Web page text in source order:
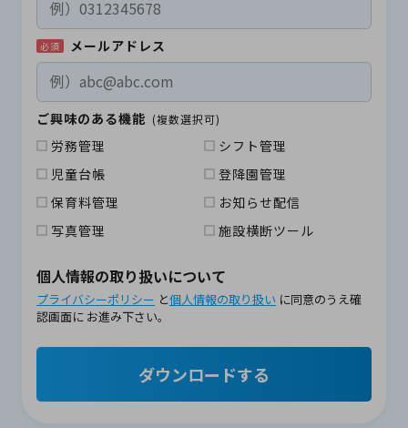
必須 メールアドレス
ご興味のある機能 (複数選択可)
労務管理
シフト管理
児童台帳
登降園管理
保育料管理
お知らせ配信
写真管理
施設横断ツール
個人情報の取り扱いについて
プライバシーポリシー と個人情報の取り扱い に同意のうえ確
認画面に お進み下さい。
ダウンロードする